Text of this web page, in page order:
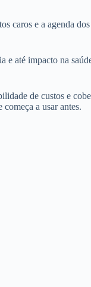
caros e a agenda
e até impacto na
de custos e
a usar antes.